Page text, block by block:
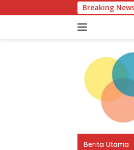
ke
Breaking
Berita Utama